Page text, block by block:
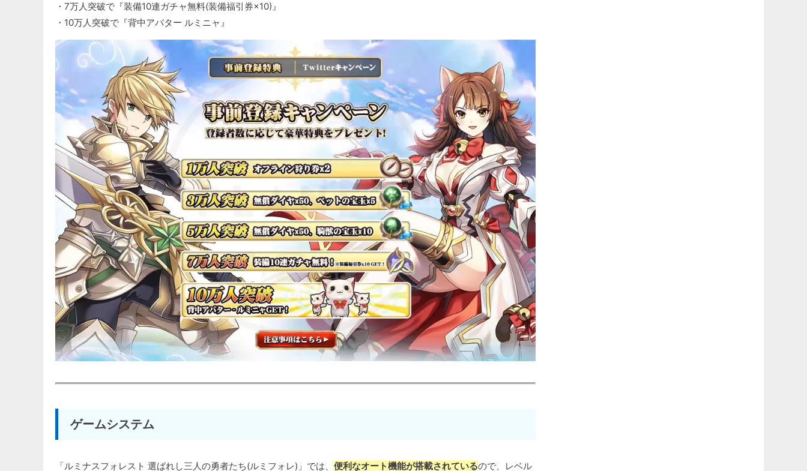
・7万人突破で『装備10連ガチャ無料(装備福引券×10)』
・10万人突破で『背中アバター ルミニャ』
ゲームシステム
「ルミナスフォレスト 選ばれし三人の勇者たち(ルミフォレ)」では、 便利なオート機能が搭載されているので、レベル